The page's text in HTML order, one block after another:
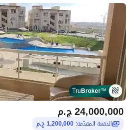
TruBroker™
ج.م24,000,000
الدفعة المقدّمة: 1,200,000 ج.م